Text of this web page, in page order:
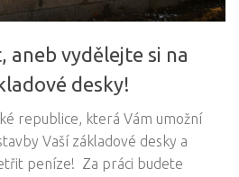
aneb vydělejte si na
desky!
republice, která Vám umožní
Vaší základové desky a
peníze! Za práci budete